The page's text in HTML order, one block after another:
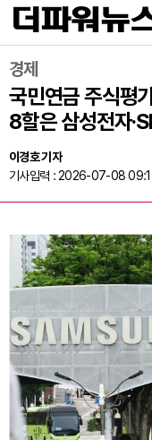
경제
국민연금 주식평
8할은 삼성전자
이경호 기자
기사입력 : 2026-07-08